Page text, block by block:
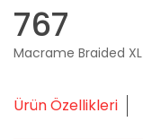
767
Macrame Braided XL
Ürün Özellikleri